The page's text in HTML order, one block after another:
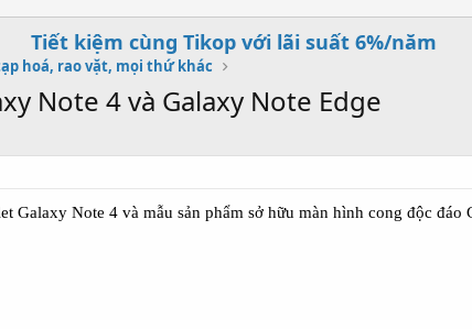
Tiết kiệm cùng Tikop với lãi suất 6%/năm
hoá, rao vặt, mọi thứ khác
Note 4 và Galaxy Note Edge
Galaxy Note 4 và mẫu sản phẩm sở hữu màn hình cong độc đáo